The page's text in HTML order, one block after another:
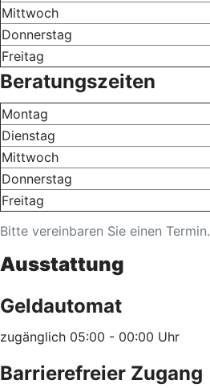
Mittwoch
Donnerstag
Freitag
Beratungszeiten
Bitte vereinbaren Sie einen Termin.
Montag
Dienstag
Mittwoch
Donnerstag
Freitag
Ausstattung
Geldautomat
zugänglich 05:00 - 00:00 Uhr
Barrierefreier Zugang